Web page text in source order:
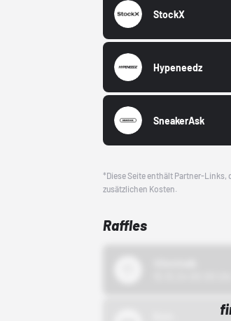
StockX
Hypeneedz
SneakerAsk
*Diese Seite enthält Partner-Links,
zusätzlichen Kosten.
Raffles